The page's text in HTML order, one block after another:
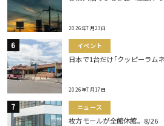
2026年7月23日
イベント
日本で1台だけ｢クッピーラム
2026年7月17日
ニュース
枚方モールが全館休館。8/26